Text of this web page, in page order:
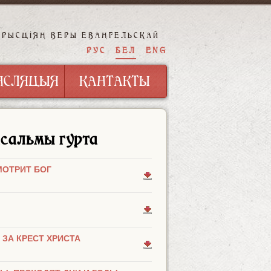
ВЕРЫ ЕВАНГЕЛЬСКАЙ
РУС БЕЛ ENG
КАНТАКТЫ
КАНТАКТЫ
гурта
БОГ
КРЕСТ ХРИСТА